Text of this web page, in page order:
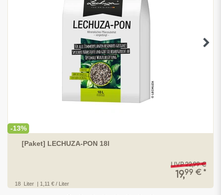
-13%
[Paket] LECHUZA-PON 18l
UVP 22,99 €
19,99 € *
18 Liter | 1,11 € / Liter